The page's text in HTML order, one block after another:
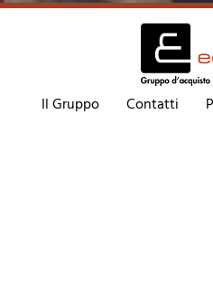
Il Gruppo Contatti